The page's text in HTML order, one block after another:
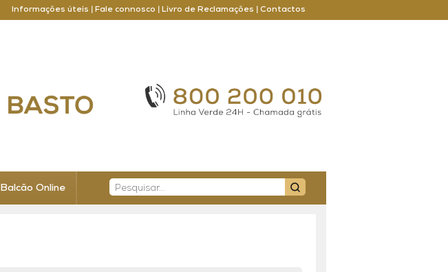
Informações úteis Fale connosco Livro de Reclamações Contactos
Balcão Online